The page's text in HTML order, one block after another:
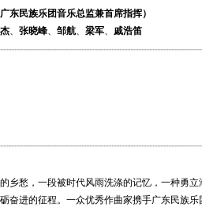
东民族乐团音乐总监兼首席指挥）
、 张晓峰、 邹航、 梁军、 戚浩笛
乐团
乡愁，一段被时代风雨洗涤的记忆，一种勇
奋进的征程。一众优秀作曲家携手广东民族